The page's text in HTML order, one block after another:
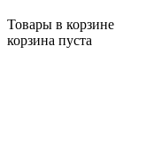
Товары в корзине
корзина пуста